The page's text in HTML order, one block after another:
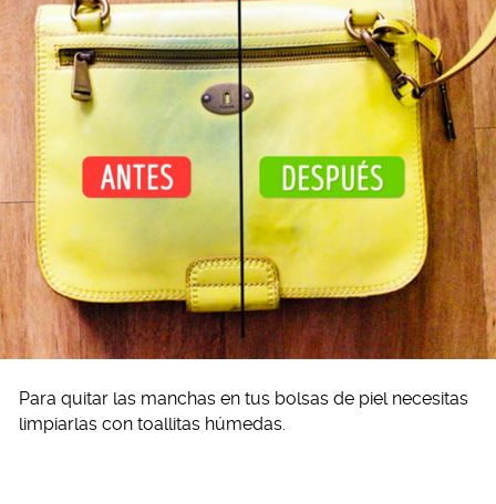
Para quitar las manchas en tus bolsas de piel necesitas
limpiarlas con toallitas húmedas.